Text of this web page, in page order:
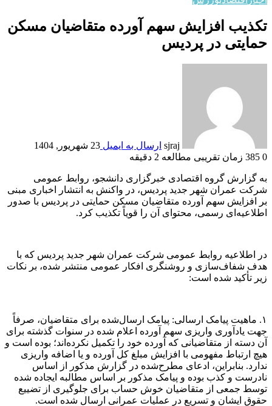
تکذیب افزایش سهم آورده متقاضیان مسکن
حمایتی در پردیس
sjraj ارسال به ایمیل 23 شهریور, 1404
0
زمان تقریبی مطالعه 2 دقیقه
به گزارش گروه اقتصادی خبرگزاری دانشجو، روابط عمومی
شرکت عمران شهر جدید پردیس، در واکنش به انتشار اخباری مبنی
بر افزایش سهم آورده متقاضیان مسکن حمایتی در پردیس با صدور
اطلاعیه‌ای رسمی، محتوای آن را قویاً تکذیب کرد.
در اطلاعیه روابط عمومی شرکت عمران شهر جدید پردیس که با
هدف شفاف‌سازی و روشنگری افکار عمومی منتشر شده، بر نکات
زیر تأکید شده است:
۱. ماهیت پیامک ارسالی: پیامک ارسال‌شده برای متقاضیان، صرفاً
جهت یادآوری واریزی سهم آورده اعلام شده در سنوات گذشته برای
آن دسته از متقاضیانی که آورده خود را تکمیل نکرده‌اند؛ بوده است و
هیچ ارتباط مفهومی با افزایش مبلغ کل آورده و یا اضافه واریزی
ندارد. بنابراین، ادعای مطرح‌شده در گزارش مذکور از اساس
نادرست و کذب بوده و پیامک مذکور بر اساس مطالبه ایجاده شده
توسط جمعی از متقاضیان خوش حساب برای جلوگیری از تضییع
حقوق ایشان و تسریع در عملیات عمرانی ارسال شده است.